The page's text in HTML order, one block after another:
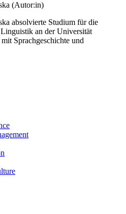
absolvierte Studium für die
an der Universität
Sprachgeschichte und